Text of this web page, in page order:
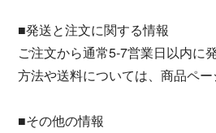
■発送と注文に関する情報
ご注文から通常5-7営業日以内に
方法や送料については、商品ペー
■その他の情報